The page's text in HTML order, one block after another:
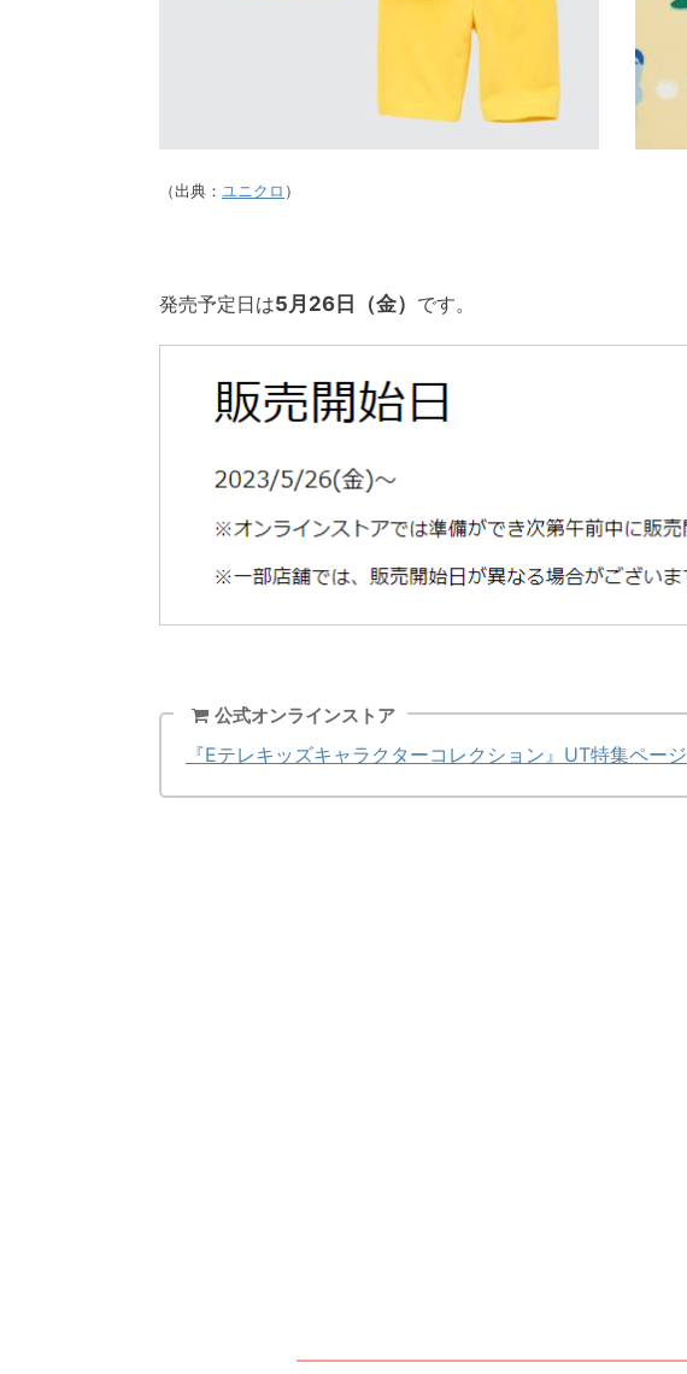
（出典： ユニクロ ）
発売予定日は5月26日（金） です。
公式オンラインストア
『Eテレキッズキャラクターコレクション』UT特集ページ